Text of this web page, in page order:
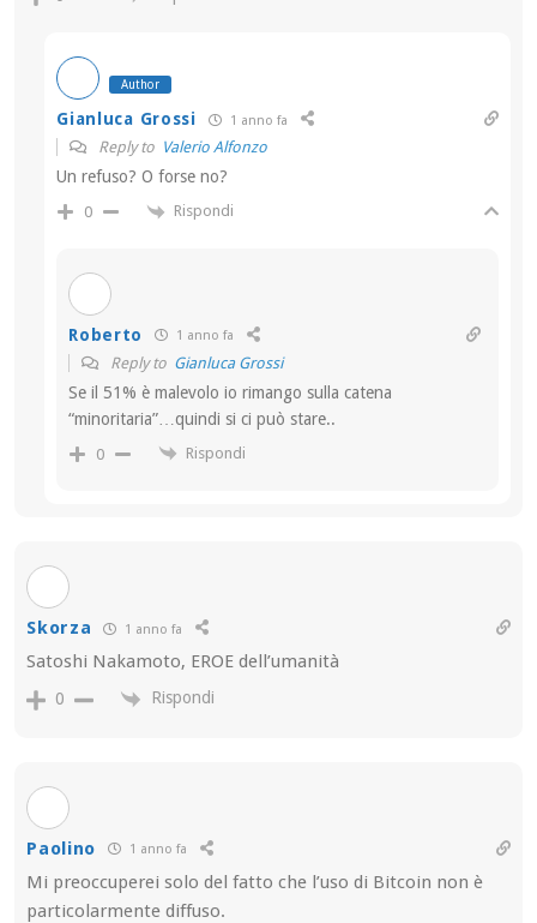
Author
Gianluca Grossi 1 anno fa
Reply to Valerio Alfonzo
Un refuso? O forse no?
0 Rispondi
Roberto 1 anno fa
Reply to Gianluca Grossi
Se il 51% è malevolo io rimango sulla catena
“minoritaria”…quindi si ci può stare..
0 Rispondi
Skorza 1 anno fa
Satoshi Nakamoto, EROE dell’umanità
0 Rispondi
Paolino 1 anno fa
Mi preoccuperei solo del fatto che l’uso di Bitcoin non è
particolarmente diffuso.